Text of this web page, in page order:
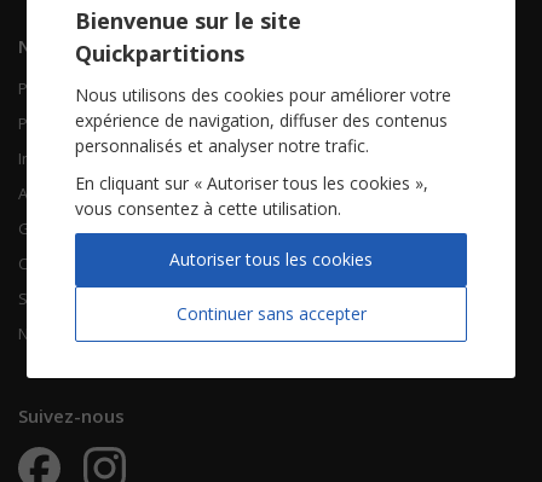
Navigation
Piano Chant
Piano Solo
Instruments solistes
Accordéon
Guitare
Chorales
Songbooks
Nouvelles partitions
Contactez-nous
Qui sommes-nous
FAQ
À propos
CGV
Mentions légales
Vie privée
Suivez-nous
Bienvenue sur le site
Quickpartitions
Nous utilisons des cookies pour améliorer votre
expérience de navigation, diffuser des contenus
personnalisés et analyser notre trafic.
En cliquant sur « Autoriser tous les cookies »,
vous consentez à cette utilisation.
Continuer sans accepter
Autoriser tous les cookies